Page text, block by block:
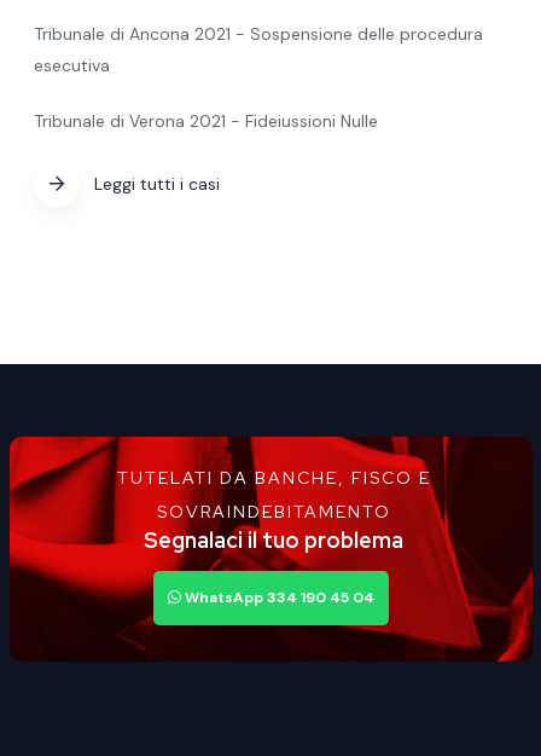
Tribunale di Ancona 2021 - Sospensione delle procedura
esecutiva
Tribunale di Verona 2021 - Fideiussioni Nulle
Leggi tutti i casi
TUTELATI DA BANCHE, FISCO E
SOVRAINDEBITAMENTO
Segnalaci il tuo problema
WhatsApp 334 190 45 04